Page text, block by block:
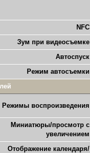
NFC
Зум при видеосъемке
Автоспуск
Режим автосъемки
Режимы воспроизведения
Миниатюры/просмотр с
увеличением
Отображение календаря/